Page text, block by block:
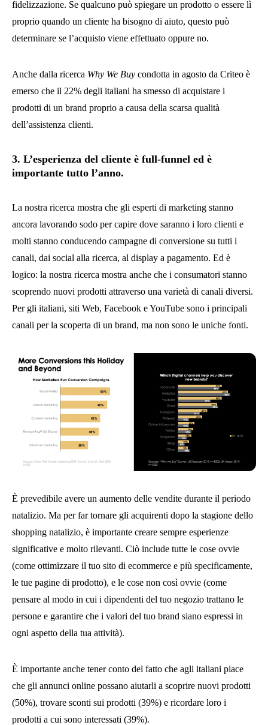
fidelizzazione. Se qualcuno può spiegare un prodotto o essere lì
proprio quando un cliente ha bisogno di aiuto, questo può
determinare se l’acquisto viene effettuato oppure no.
Anche dalla ricerca Why We Buy condotta in agosto da Criteo è
emerso che il 22% degli italiani ha smesso di acquistare i
prodotti di un brand proprio a causa della scarsa qualità
dell’assistenza clienti.
3. L’esperienza del cliente è full-funnel ed è
importante tutto l’anno.
La nostra ricerca mostra che gli esperti di marketing stanno
ancora lavorando sodo per capire dove saranno i loro clienti e
molti stanno conducendo campagne di conversione su tutti i
canali, dai social alla ricerca, al display a pagamento. Ed è
logico: la nostra ricerca mostra anche che i consumatori stanno
scoprendo nuovi prodotti attraverso una varietà di canali diversi.
Per gli italiani, siti Web, Facebook e YouTube sono i principali
canali per la scoperta di un brand, ma non sono le uniche fonti.
È prevedibile avere un aumento delle vendite durante il periodo
natalizio. Ma per far tornare gli acquirenti dopo la stagione dello
shopping natalizio, è importante creare sempre esperienze
significative e molto rilevanti. Ciò include tutte le cose ovvie
(come ottimizzare il tuo sito di ecommerce e più specificamente,
le tue pagine di prodotto), e le cose non così ovvie (come
pensare al modo in cui i dipendenti del tuo negozio trattano le
persone e garantire che i valori del tuo brand siano espressi in
ogni aspetto della tua attività).
È importante anche tener conto del fatto che agli italiani piace
che gli annunci online possano aiutarli a scoprire nuovi prodotti
(50%), trovare sconti sui prodotti (39%) e ricordare loro i
prodotti a cui sono interessati (39%).